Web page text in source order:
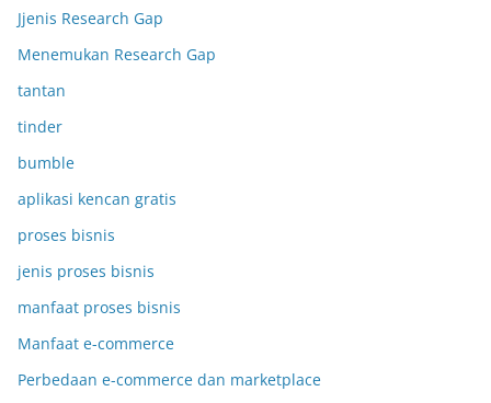
Jjenis Research Gap
Menemukan Research Gap
tantan
tinder
bumble
aplikasi kencan gratis
proses bisnis
jenis proses bisnis
manfaat proses bisnis
Manfaat e-commerce
Perbedaan e-commerce dan marketplace